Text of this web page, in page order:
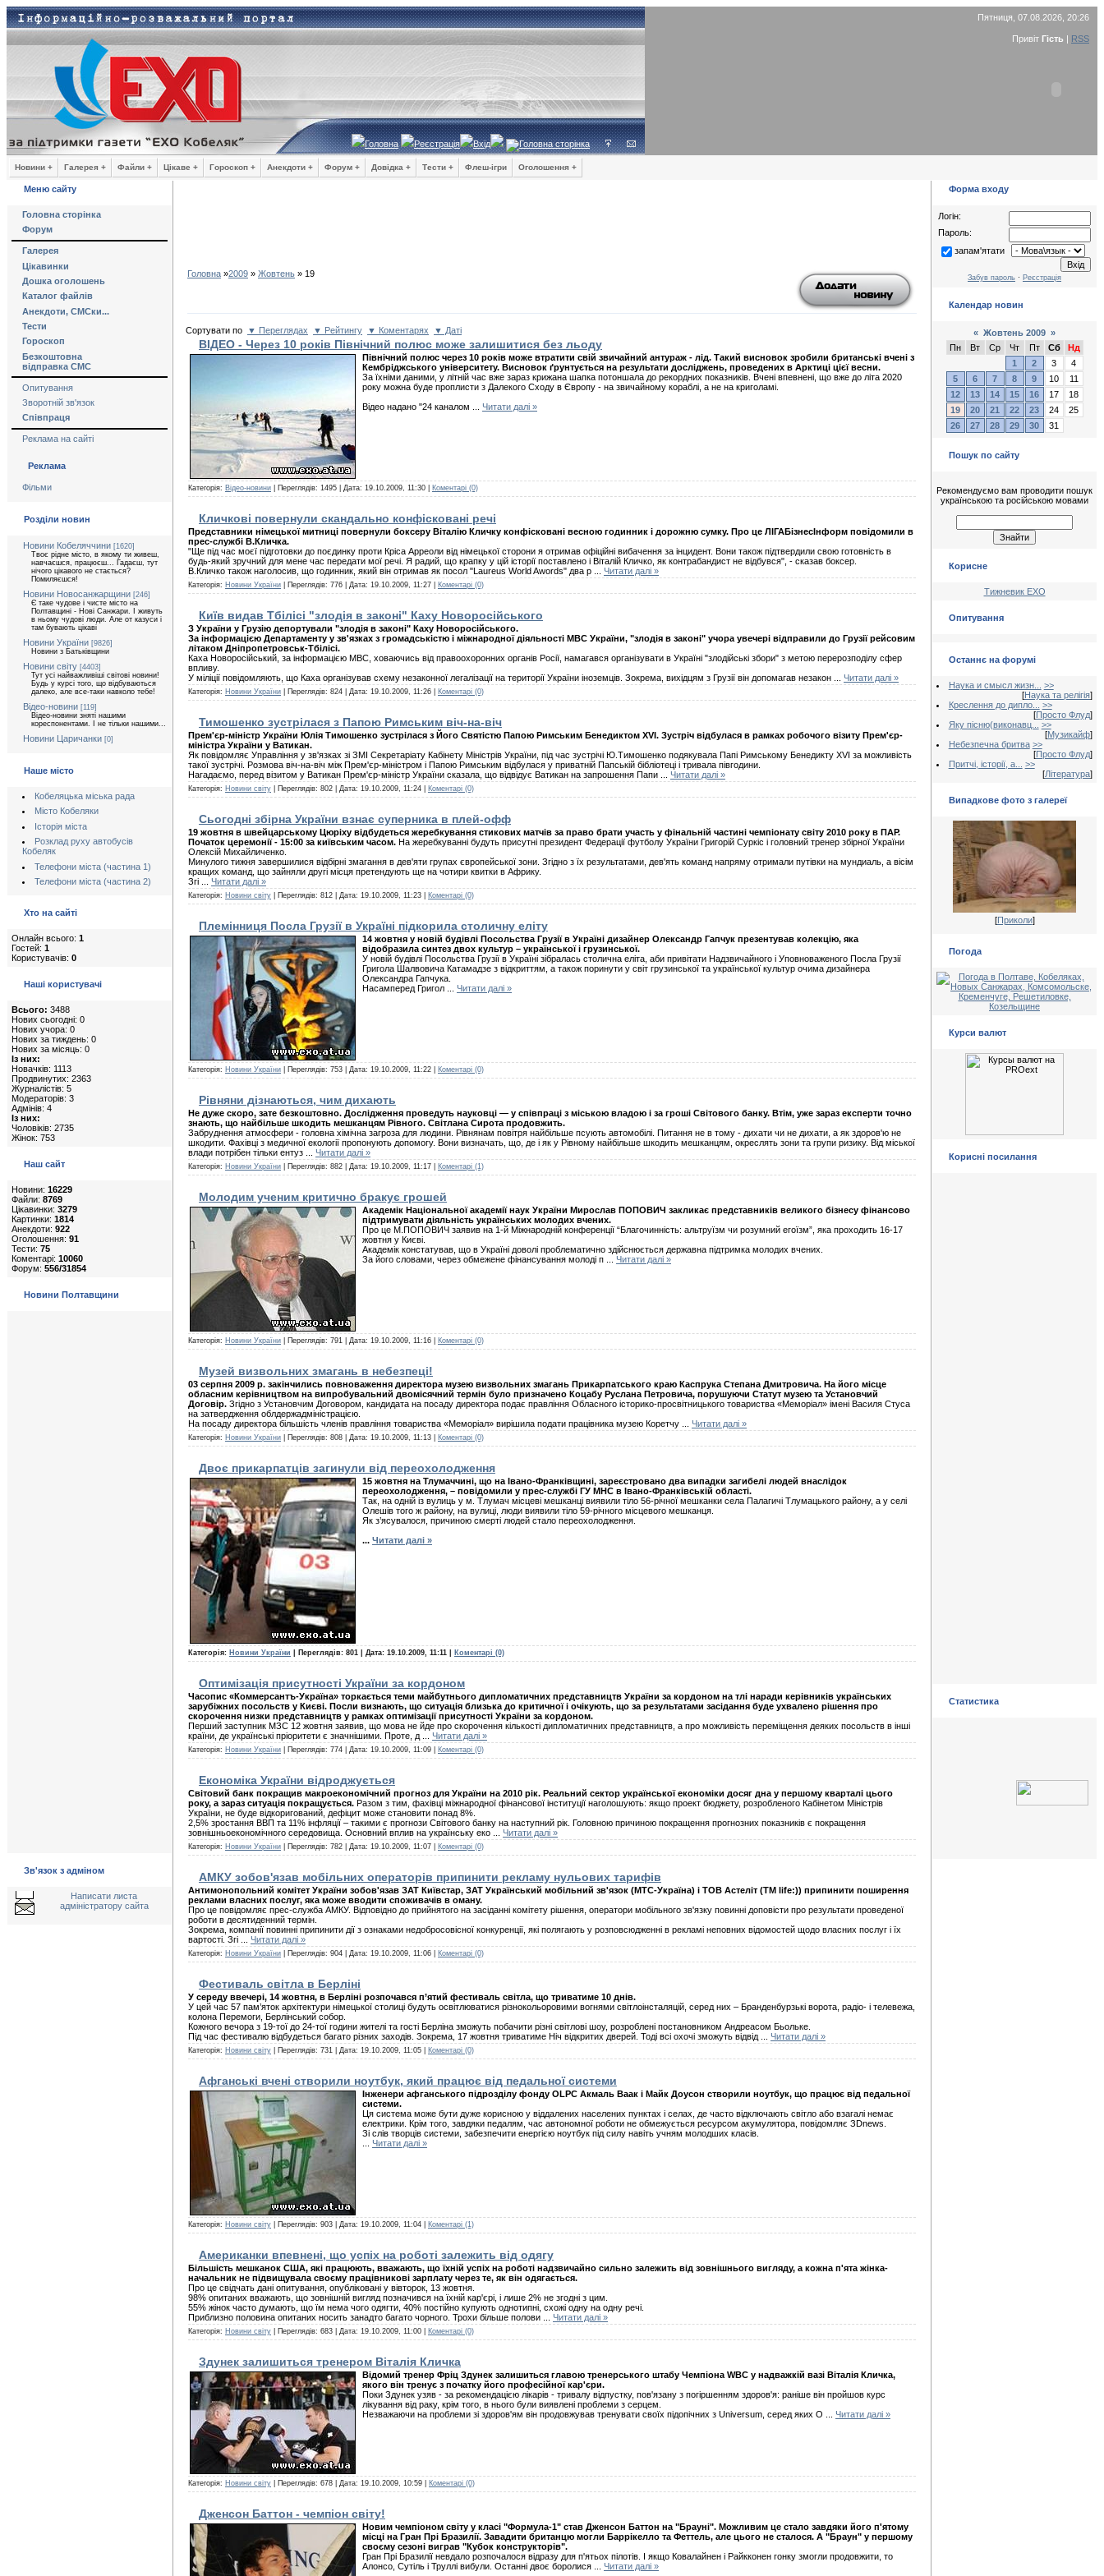
Пятниця, 07.08.2026, 20:26
Привіт Гість | RSS
Головна Реєстрація Вхід
Новини + Галерея + Файли + Цікаве + Гороскоп + Анекдоти + Форум + Довідка + Тести + Флеш-ігри Оголошення +
Меню сайту
Головна сторінка
Форум
Галерея
Цікавинки
Дошка оголошень
Каталог файлів
Анекдоти, СМСки...
Тести
Гороскоп
Безкоштовна
відправка СМС
Опитування
Зворотній зв'язок
Співпраця
Реклама на сайті
Реклама
Фільми
Розділи новин
Новини Кобеляччини [1620]
Твоє рідне місто, в якому ти живеш,
навчаєшся, працюєш... Гадаєш, тут
нічого цікавого не стається?
Помиляєшся!
Новини Новосанжарщини [246]
Є таке чудове і чисте місто на
Полтавщині - Нові Санжари. І живуть
в ньому чудові люди. Але от казуси і
там бувають цікаві
Новини України [9826]
Новини з Батьківщини
Новини світу [4403]
Тут усі найважливіші світові новини!
Будь у курсі того, що відбуваються
далеко, але все-таки навколо тебе!
Відео-новини [119]
Відео-новини зняті нашими
кореспонентами. І не тільки нашими...
Новини Царичанки [0]
Наше місто
Кобеляцька міська рада
Місто Кобеляки
Історія міста
Розклад руху автобусів
Кобеляк
Телефони міста (частина 1)
Телефони міста (частина 2)
Хто на сайті
Онлайн всього: 1
Гостей: 1
Користувачів: 0
Наші користувачі
Всього: 3488
Нових сьогодні: 0
Нових учора: 0
Нових за тиждень: 0
Нових за місяць: 0
Із них:
Новачків: 1113
Продвинутих: 2363
Журналістів: 5
Модераторів: 3
Адмінів: 4
Із них:
Чоловіків: 2735
Жінок: 753
Наш сайт
Новини: 16229
Файли: 8769
Цікавинки: 3279
Картинки: 1814
Анекдоти: 922
Оголошення: 91
Тести: 75
Коментарі: 10060
Форум: 556/31854
Новини Полтавщини
Зв'язок з адміном
Написати листа
адміністратору сайта
Головна »2009 » Жовтень » 19
Сортувати по ▼ Переглядах ▼ Рейтингу ▼ Коментарях ▼ Даті
ВІДЕО - Через 10 років Північний полюс може залишитися без льоду
Північний полюс через 10 років може втратити свій звичайний антураж - лід. Такий висновок зробили британські вчені з
Кембріджського університету. Висновок ґрунтується на результати досліджень, проведених в Арктиці цієї весни.
За їхніми даними, у літній час вже зараз крижана шапка потоншала до рекордних показників. Вчені впевнені, що вже до літа 2020
року можна буде проплисти з Далекого Сходу в Європу - на звичайному кораблі, а не на криголамі.
Відео надано "24 каналом
Читати далі »
Категорія: Відео-новини | Переглядів: 1495 | Дата: 19.10.2009, 11:30 Коментарі (0)
Кличкові повернули скандально конфісковані речі
Представники німецької митниці повернули боксеру Віталію Кличку конфісковані весною годинник і дорожню сумку. Про це ЛІГАБізнесІнформ повідомили в
прес-службі В.Кличка.
"Ще під час моєї підготовки до поєдинку проти Кріса Арреоли від німецької сторони я отримав офіційні вибачення за інцидент. Вони також підтвердили свою готовність в
будь-який зручний для мене час передати мої речі. Я радий, що крапку у цій історії поставлено і Віталій Кличко, як контрабандист не відбувся", - сказав боксер.
В.Кличко також наголосив, що годинник, який він отримав як посол "Laureus World Awords" два р
Читати далі »
Категорія: Новини України | Переглядів: 776 | Дата: 19.10.2009, 11:27 Коментарі (0)
Київ видав Тбілісі "злодія в законі" Каху Новоросійського
З України у Грузію депортували "злодія в законі" Каху Новоросійського.
За інформацією Департаменту у зв'язках з громадськістю і міжнародної діяльності МВС України, "злодія в законі" учора увечері відправили до Грузії рейсовим
літаком Дніпропетровськ-Тбілісі.
Каха Новоросійський, за інформацією МВС, ховаючись від правоохоронних органів Росії, намагався організувати в Україні "злодійські збори" з метою перерозподілу сфер
впливу.
У міліції повідомляють, що Каха організував схему незаконної легалізації на території України іноземців. Зокрема, вихідцям з Грузії він допомагав незакон
Читати далі »
Категорія: Новини України | Переглядів: 824 | Дата: 19.10.2009, 11:26 Коментарі (0)
Тимошенко зустрілася з Папою Римським віч-на-віч
Прем'єр-міністр України Юлія Тимошенко зустрілася з Його Святістю Папою Римським Бенедиктом ХVІ. Зустріч відбулася в рамках робочого візиту Прем'єр-
міністра України у Ватикан.
Як повідомляє Управління у зв'язках зі ЗМІ Секретаріату Кабінету Міністрів України, під час зустрічі Ю.Тимошенко подякувала Папі Римському Бенедикту ХVІ за можливість
такої зустрічі. Розмова віч-на-віч між Прем'єр-міністром і Папою Римським відбулася у приватній Папській бібліотеці і тривала півгодини.
Нагадаємо, перед візитом у Ватикан Прем'єр-міністр України сказала, що відвідує Ватикан на запрошення Папи
Читати далі »
Категорія: Новини світу | Переглядів: 802 | Дата: 19.10.2009, 11:24 Коментарі (0)
Сьогодні збірна України взнає суперника в плей-офф
19 жовтня в швейцарському Цюріху відбудеться жеребкування стикових матчів за право брати участь у фінальній частині чемпіонату світу 2010 року в ПАР.
Початок церемонії - 15:00 за київським часом. На жеребкуванні будуть присутні президент Федерації футболу України Григорій Суркіс і головний тренер збірної України
Олексій Михайличенко.
Минулого тижня завершилися відбірні змагання в дев'яти групах європейської зони. Згідно з їх результатами, дев'ять команд напряму отримали путівки на мундиаль, а вісім
кращих команд, що зайняли другі місця претендують ще на чотири квитки в Африку.
Згі
Читати далі »
Категорія: Новини світу | Переглядів: 812 | Дата: 19.10.2009, 11:23 Коментарі (0)
Племінниця Посла Грузії в Україні підкорила столичну еліту
14 жовтня у новій будівлі Посольства Грузії в Україні дизайнер Олександр Гапчук презентував колекцію, яка
відобразила синтез двох культур – української і грузинської.
У новій будівлі Посольства Грузії в Україні зібралась столична еліта, аби привітати Надзвичайного і Уповноваженого Посла Грузії
Григола Шалвовича Катамадзе з відкриттям, а також поринути у світ грузинської та української культур очима дизайнера
Олександра Гапчука.
Насамперед Григол
Читати далі »
Категорія: Новини України | Переглядів: 753 | Дата: 19.10.2009, 11:22 Коментарі (0)
Рівняни дізнаються, чим дихають
Не дуже скоро, зате безкоштовно. Дослідження проведуть науковці — у співпраці з міською владою і за гроші Світового банку. Втім, уже зараз експерти точно
знають, що найбільше шкодить мешканцям Рівного. Світлана Сирота продовжить.
Забруднення атмосфери - головна хімічна загроза для людини. Рівнянам повітря найбільше псують автомобілі. Питання не в тому - дихати чи не дихати, а як здоров'ю не
шкодити. Фахівці з медичної екології пропонують допомогу. Вони визначать, що, де і як у Рівному найбільше шкодить мешканцям, окреслять зони та групи ризику. Від міської
влади потрібен тільки ентуз
Читати далі »
Категорія: Новини України | Переглядів: 882 | Дата: 19.10.2009, 11:17 Коментарі (1)
Молодим ученим критично бракує грошей
Академік Національної академії наук України Мирослав ПОПОВИЧ закликає представників великого бізнесу фінансово
підтримувати діяльність українських молодих вчених.
Про це М.ПОПОВИЧ заявив на 1-й Міжнародній конференції “Благочинність: альтруїзм чи розумний егоїзм”, яка проходить 16-17
жовтня у Києві.
Академік констатував, що в Україні доволі проблематично здійснюється державна підтримка молодих вчених.
За його словами, через обмежене фінансування молоді п
Читати далі »
Категорія: Новини України | Переглядів: 791 | Дата: 19.10.2009, 11:16 Коментарі (0)
Музей визвольних змагань в небезпеці!
03 серпня 2009 р. закінчились повноваження директора музею визвольних змагань Прикарпатського краю Каспрука Степана Дмитровича. На його місце
обласним керівництвом на випробувальний двомісячний термін було призначено Коцабу Руслана Петровича, порушуючи Статут музею та Установчий
Договір. Згідно з Установчим Договором, кандидата на посаду директора подає правління Обласного історико-просвітницького товариства «Меморіал» імені Василя Стуса
на затвердження облдержадміністрацією.
На посаду директора більшість членів правління товариства «Меморіал» вирішила подати працівника музею Коретчу
Читати далі »
Категорія: Новини України | Переглядів: 808 | Дата: 19.10.2009, 11:13 Коментарі (0)
Двоє прикарпатців загинули від переохолодження
15 жовтня на Тлумаччині, що на Івано-Франківщині, зареєстровано два випадки загибелі людей внаслідок
переохолодження, – повідомили у прес-службі ГУ МНС в Івано-Франківській області.
Так, на одній із вулиць у м. Тлумач місцеві мешканці виявили тіло 56-річної мешканки села Палагичі Тлумацького району, а у селі
Олешів того ж району, на вулиці, люди виявили тіло 59-річного місцевого мешканця.
Як з’ясувалося, причиною смерті людей стало переохолодження.
... Читати далі »
Категорія: Новини України | Переглядів: 801 | Дата: 19.10.2009, 11:11 Коментарі (0)
Оптимізація присутності України за кордоном
Часопис «Коммерсантъ-Україна» торкається теми майбутнього дипломатичних представництв України за кордоном на тлі наради керівників українських
зарубіжних посольств у Києві. Посли визнають, що ситуація близька до критичної і очікують, що за результатами засідання буде ухвалено рішення про
скорочення низки представництв у рамках оптимізації присутності України за кордоном.
Перший заступник МЗС 12 жовтня заявив, що мова не йде про скорочення кількості дипломатичних представництв, а про можливість переміщення деяких посольств в інші
країни, де українські пріоритети є значнішими. Проте, д
Читати далі »
Категорія: Новини України | Переглядів: 774 | Дата: 19.10.2009, 11:09 Коментарі (0)
Економіка України відроджується
Світовий банк покращив макроекономічний прогноз для України на 2010 рік. Реальний сектор української економіки досяг дна у першому кварталі цього
року, а зараз ситуація покращується. Разом з тим, фахівці міжнародної фінансової інституції наголошують: якщо проект бюджету, розробленого Кабінетом Міністрів
України, не буде відкоригований, дефіцит може становити понад 8%.
2,5% зростання ВВП та 11% інфляції – такими є прогнози Світового банку на наступний рік. Головною причиною покращення прогнозних показників є покращення
зовнішньоекономічного середовища. Основний вплив на українську еко
Читати далі »
Категорія: Новини України | Переглядів: 782 | Дата: 19.10.2009, 11:07 Коментарі (0)
АМКУ зобов'язав мобільних операторів припинити рекламу нульових тарифів
Антимонопольний комітет України зобов'язав ЗАТ Київстар, ЗАТ Український мобільний зв'язок (МТС-Україна) і ТОВ Астеліт (ТМ life:)) припинити поширення
реклами власних послуг, яка може вводити споживачів в оману.
Про це повідомляє прес-служба АМКУ. Відповідно до прийнятого на засіданні комітету рішення, оператори мобільного зв'язку повинні доповісти про результати проведеної
роботи в десятиденний термін.
Зокрема, компанії повинні припинити дії з ознаками недобросовісної конкуренції, які полягають у розповсюдженні в рекламі неповних відомостей щодо власних послуг і їх
вартості. Згі
Читати далі »
Категорія: Новини України | Переглядів: 904 | Дата: 19.10.2009, 11:06 Коментарі (0)
Фестиваль світла в Берліні
У середу ввечері, 14 жовтня, в Берліні розпочався п’ятий фестиваль світла, що триватиме 10 днів.
У цей час 57 пам’яток архітектури німецької столиці будуть освітлюватися різнокольоровими вогнями світлоінсталяцій, серед них – Бранденбурзькі ворота, радіо- і телевежа,
колона Перемоги, Берлінський собор.
Кожного вечора з 19-тої до 24-тої години жителі та гості Берліна зможуть побачити різні світлові шоу, розроблені постановником Андреасом Бьольке.
Під час фестивалю відбудеться багато різних заходів. Зокрема, 17 жовтня триватиме Ніч відкритих дверей. Тоді всі охочі зможуть відвід
Читати далі »
Категорія: Новини світу | Переглядів: 731 | Дата: 19.10.2009, 11:05 Коментарі (0)
Афганські вчені створили ноутбук, який працює від педальної системи
Інженери афганського підрозділу фонду OLPC Акмаль Ваак і Майк Доусон створили ноутбук, що працює від педальної
системи.
Ця система може бути дуже корисною у віддалених населених пунктах і селах, де часто відключають світло або взагалі немає
електрики. Крім того, завдяки педалям, час автономної роботи не обмежується ресурсом акумулятора, повідомляє ЗDnews.
Зі слів творців системи, забезпечити енергією ноутбук під силу навіть учням молодших класів.
Читати далі »
Категорія: Новини світу | Переглядів: 903 | Дата: 19.10.2009, 11:04 Коментарі (1)
Американки впевнені, що успіх на роботі залежить від одягу
Більшість мешканок США, які працюють, вважають, що їхній успіх на роботі надзвичайно сильно залежить від зовнішнього вигляду, а кожна п'ята жінка-
начальник не підвищувала своєму працівникові зарплату через те, як він одягається.
Про це свідчать дані опитування, опубліковані у вівторок, 13 жовтня.
98% опитаних вважають, що зовнішній вигляд позначився на їхній кар'єрі, і лише 2% не згодні з цим.
55% жінок часто думають, що їм нема чого одягти, 40% постійно купують однотипні, схожі одну на одну речі.
Приблизно половина опитаних носить занадто багато чорного. Трохи більше полови
Читати далі »
Категорія: Новини світу | Переглядів: 683 | Дата: 19.10.2009, 11:00 Коментарі (0)
Здунек залишиться тренером Віталія Кличка
Відомий тренер Фріц Здунек залишиться главою тренерського штабу Чемпіона WBC у надважкій вазі Віталія Кличка,
якого він тренує з початку його професійної кар'єри.
Поки Здунек узяв - за рекомендацією лікарів - тривалу відпустку, пов'язану з погіршенням здоров'я: раніше він пройшов курс
лікування від раку, крім того, в нього були виявлені проблеми з серцем.
Незважаючи на проблеми зі здоров'ям він продовжував тренувати своїх підопічних з Universum, серед яких О
Читати далі »
Категорія: Новини світу | Переглядів: 678 | Дата: 19.10.2009, 10:59 Коментарі (0)
Дженсон Баттон - чемпіон світу!
Новим чемпіоном світу у класі "Формула-1" став Дженсон Баттон на "Брауні". Можливим це стало завдяки його п'ятому
місці на Гран Прі Бразилії. Завадити британцю могли Баррікелло та Феттель, але цього не сталося. А "Браун" у першому
своєму сезоні виграв "Кубок конструкторів".
Гран Прі Бразилії невдало розпочалося відразу для п'ятьох пілотів. І якщо Ковалайнен і Райкконен гонку змогли продовжити, то
Алонсо, Сутіль і Труллі вибули. Останні двоє боролися
Читати далі »
Форма входу
Логін:
Пароль:
запам'ятати
Забув пароль · Реєстрація
Календар новин
« Жовтень 2009 »
Пн
Вт Ср Чт Пт Сб
Нд
1
2 3
4
5
6 7 8 9 10
11
12
13 14 15 16 17
18
19
20 21 22 23 24
25
26
27 28 29 30 31
Пошук по сайту
Рекомендуємо вам проводити пошук
українською та російською мовами
Корисне
Тижневик ЕХО
Опитування
Останнє на форумі
Наука и смысл жизн...
>>
[Наука та релігія]
Креслення до дипло...
>>
[Просто Флуд]
Яку пісню(виконавц...
>>
[Музикайф]
Небезпечна бритва >>
[Просто Флуд]
Притчі, історії, а...
>>
[Література]
Випадкове фото з галереї
[Приколи]
Погода
Курси валют
Корисні посилання
Статистика